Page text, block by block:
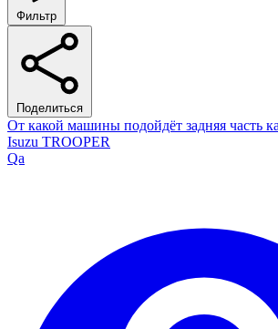
Фильтр
Поделиться
От какой машины подойдёт задняя часть
Isuzu TROOPER
Qa